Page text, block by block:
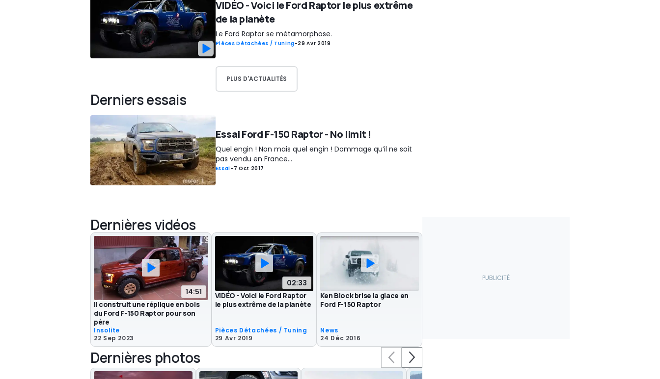
VIDÉO - Voici le Ford Raptor le plus extrême
de la planète
Le Ford Raptor se métamorphose.
Pièces Détachées / Tuning-29 Avr 2019
PLUS D'ACTUALITÉS
Derniers essais
Essai Ford F-150 Raptor - No limit !
Quel engin ! Non mais quel engin ! Dommage qu’il ne soit
pas vendu en France…
Essai- 7 Oct 2017
Dernières vidéos
14:51
Il construit une réplique en bois
du Ford F-150 Raptor pour son
père
Insolite
22 Sep 2023
02:33
VIDÉO - Voici le Ford Raptor
le plus extrême de la planète
Pièces Détachées / Tuning
29 Avr 2019
Ken Block brise la glace en
Ford F-150 Raptor
News
24 Déc 2016
Dernières photos